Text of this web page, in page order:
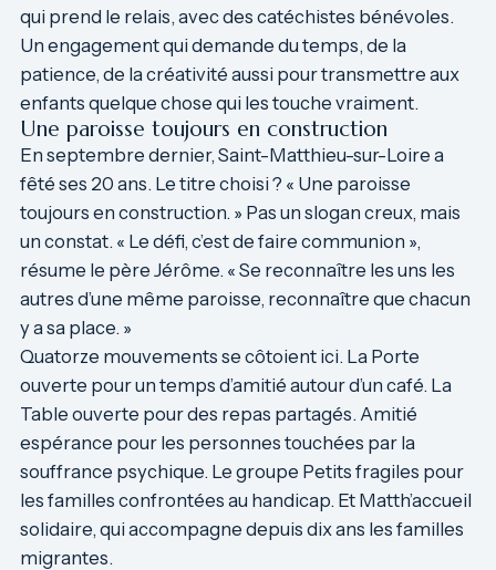
qui prend le relais, avec des catéchistes bénévoles.
Un engagement qui demande du temps, de la
patience, de la créativité aussi pour transmettre aux
enfants quelque chose qui les touche vraiment.
Une paroisse toujours en construction
En septembre dernier, Saint-Matthieu-sur-Loire a
fêté ses 20 ans. Le titre choisi ? « Une paroisse
toujours en construction. » Pas un slogan creux, mais
un constat. « Le défi, c’est de faire communion »,
résume le père Jérôme. « Se reconnaître les uns les
autres d’une même paroisse, reconnaître que chacun
y a sa place. »
Quatorze mouvements se côtoient ici. La Porte
ouverte pour un temps d’amitié autour d’un café. La
Table ouverte pour des repas partagés. Amitié
espérance pour les personnes touchées par la
souffrance psychique. Le groupe Petits fragiles pour
les familles confrontées au handicap. Et Matth’accueil
solidaire, qui accompagne depuis dix ans les familles
migrantes.